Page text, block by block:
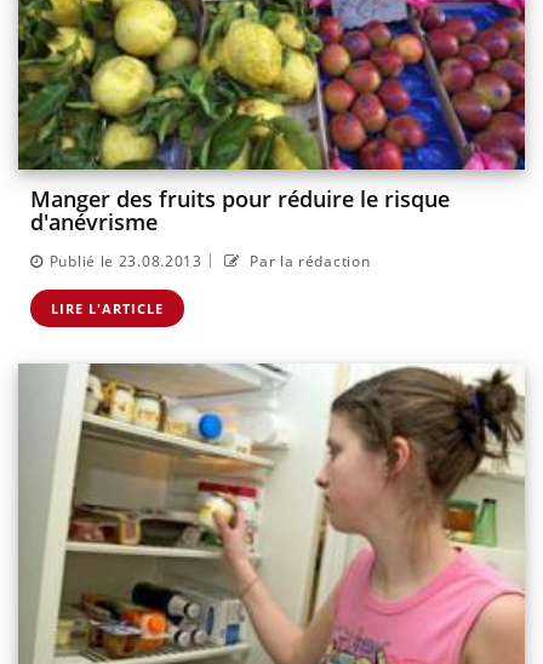
Manger des fruits pour réduire le risque
d'anévrisme
Publié le 23.08.2013 | Par la rédaction
LIRE L'ARTICLE